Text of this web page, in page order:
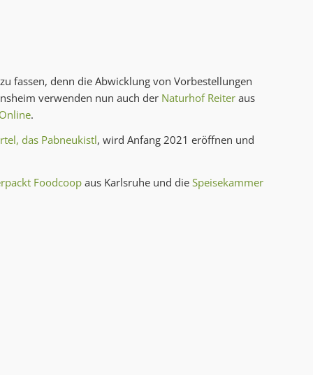
fassen, denn die Abwicklung von Vorbestellungen
verwenden nun auch der Naturhof Reiter aus
.
das Pabneukistl, wird Anfang 2021 eröffnen und
Foodcoop aus Karlsruhe und die Speisekammer